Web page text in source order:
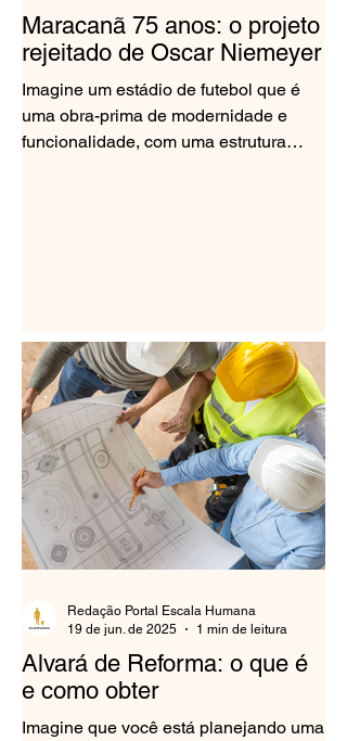
Maracanã 75 anos: o projeto
rejeitado de Oscar Niemeyer
Imagine um estádio de futebol que é
uma obra-prima de modernidade e
funcionalidade, com uma estrutura
Alvará de Reforma: o que é
e como obter
Imagine que você está planejando uma
Redação Portal Escala Humana
19 de jun. de 2025
1 min de leitura